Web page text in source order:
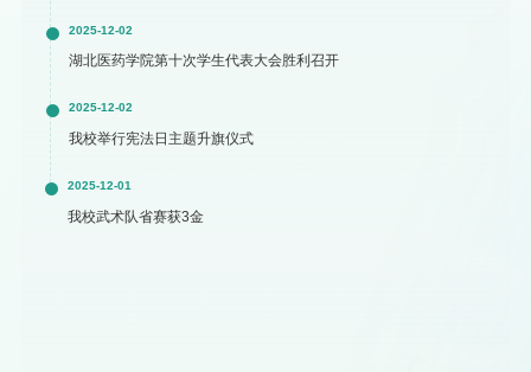
2025-12-02
湖北医药学院第十次学生代表大会胜利召开
2025-12-02
我校举行宪法日主题升旗仪式
2025-12-01
我校武术队省赛获3金